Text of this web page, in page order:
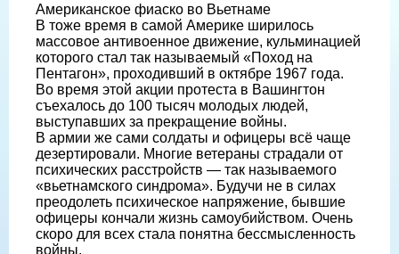
Американское фиаско во Вьетнаме
В тоже время в самой Америке ширилось
массовое антивоенное движение, кульминацией
которого стал так называемый «Поход на
Пентагон», проходивший в октябре 1967 года.
Во время этой акции протеста в Вашингтон
съехалось до 100 тысяч молодых людей,
выступавших за прекращение войны.
В армии же сами солдаты и офицеры всё чаще
дезертировали. Многие ветераны страдали от
психических расстройств — так называемого
«вьетнамского синдрома». Будучи не в силах
преодолеть психическое напряжение, бывшие
офицеры кончали жизнь самоубийством. Очень
скоро для всех стала понятна бессмысленность
войны.